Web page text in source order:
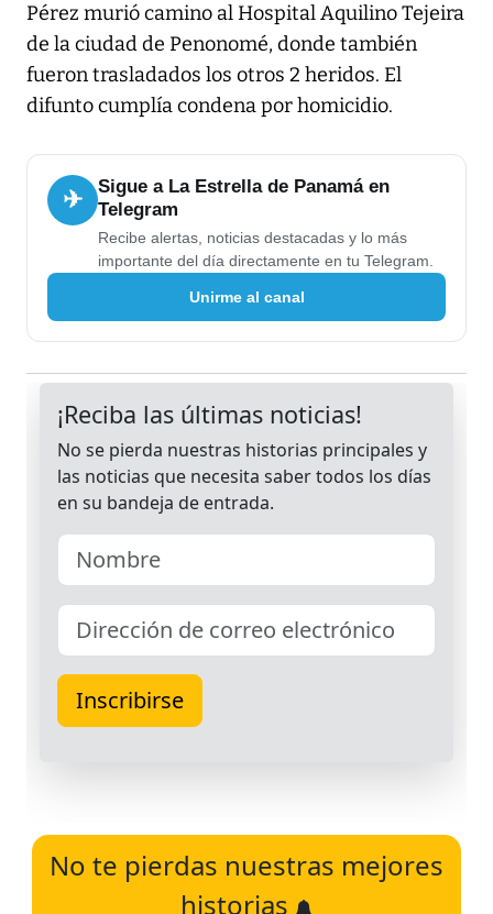
Pérez murió camino al Hospital Aquilino Tejeira
de la ciudad de Penonomé, donde también
fueron trasladados los otros 2 heridos. El
difunto cumplía condena por homicidio.
✈
Sigue a La Estrella de Panamá en
Telegram
Recibe alertas, noticias destacadas y lo más
importante del día directamente en tu Telegram.
Unirme al canal
No te pierdas nuestras mejores
historias